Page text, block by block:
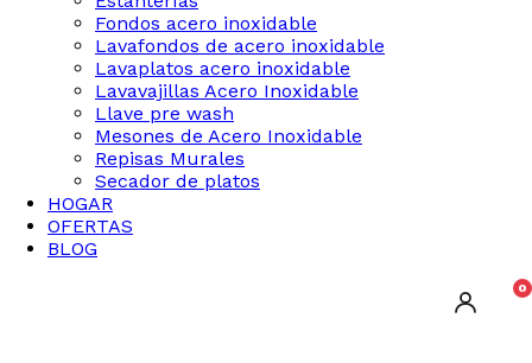
Fondos acero inoxidable
Lavafondos de acero inoxidable
Lavaplatos acero inoxidable
Lavavajillas Acero Inoxidable
Llave pre wash
Mesones de Acero Inoxidable
Repisas Murales
Secador de platos
HOGAR
OFERTAS
BLOG
0